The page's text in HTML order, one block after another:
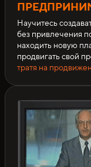
Научитесь
без привлечения
находить новую
продвигать свой
тратя на